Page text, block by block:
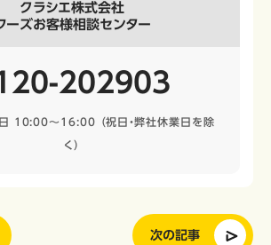
クラシエ株式会社
ーズお客様相談センター
202903
日 10:00～16:00 （祝日・弊社休業日を除
く）
次の記事